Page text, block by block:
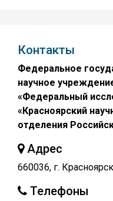
Контакты
Федеральное
научное
«Федеральный
«Красноярский
отделения
Адрес
660036, г.
Телефоны